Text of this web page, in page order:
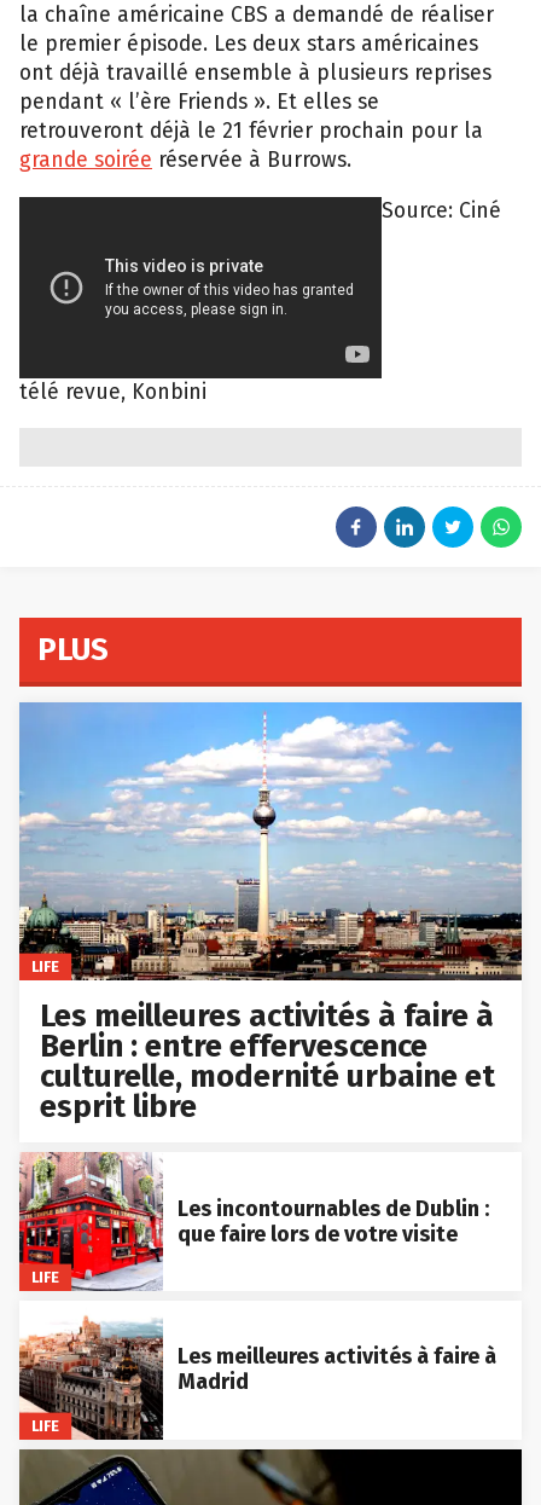
la chaîne américaine CBS a demandé de réaliser
le premier épisode. Les deux stars américaines
ont déjà travaillé ensemble à plusieurs reprises
pendant « l’ère Friends ». Et elles se
retrouveront déjà le 21 février prochain pour la
grande soirée réservée à Burrows.
Source: Ciné
télé revue, Konbini
PLUS
LIFE
Les meilleures activités à faire à
Berlin : entre effervescence
culturelle, modernité urbaine et
esprit libre
LIFE
Les incontournables de Dublin :
que faire lors de votre visite
LIFE
Les meilleures activités à faire à
Madrid